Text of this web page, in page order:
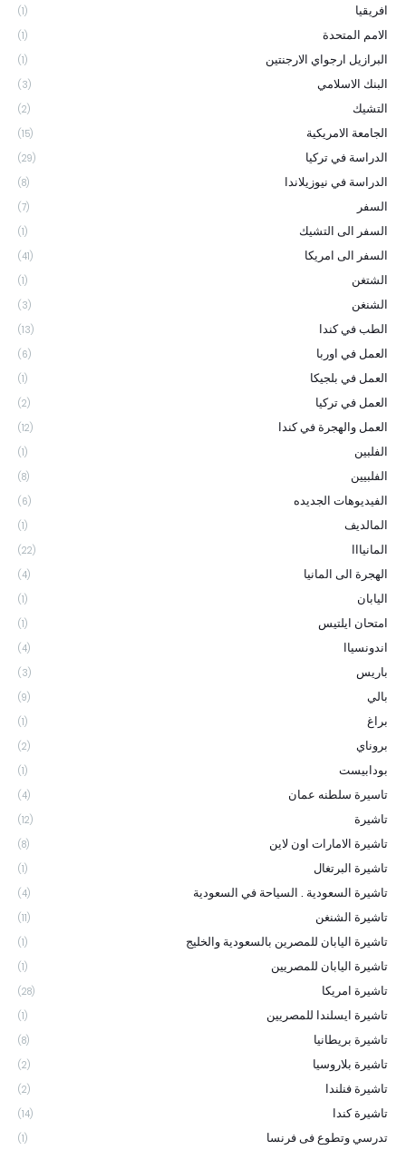
افريقيا (1)
الامم المتحدة (1)
البرازيل ارجواي الارجنتين (1)
البنك الاسلامي (3)
التشيك (2)
الجامعة الامريكية (15)
الدراسة في تركيا (29)
الدراسة في نيوزيلاندا (8)
السفر (7)
السفر الى التشيك (1)
السفر الى امريكا (41)
الشتغن (1)
الشنغن (3)
الطب في كندا (13)
العمل في اوربا (6)
العمل في بلجيكا (1)
العمل في تركيا (2)
العمل والهجرة في كندا (12)
الفلبين (1)
الفلبيين (8)
الفيديوهات الجديده (6)
المالديف (1)
المانيااا (22)
الهجرة الى المانيا (4)
اليابان (1)
امتحان ايلتيس (1)
اندونسياا (4)
باريس (3)
بالي (9)
براغ (1)
بروناي (2)
بودابيست (1)
تاسيرة سلطنه عمان (4)
تاشيرة (12)
تاشيرة الامارات اون لاين (8)
تاشيرة البرتغال (1)
تاشيرة السعودية . السياحة في السعودية (4)
تاشيرة الشنغن (11)
تاشيرة اليابان للمصرين بالسعودية والخليج (1)
تاشيرة اليابان للمصريين (1)
تاشيرة امريكا (28)
تاشيرة ايسلندا للمصريين (1)
تاشيرة بريطانيا (8)
تاشيرة بلاروسيا (2)
تاشيرة فنلندا (2)
تاشيرة كندا (14)
تدرسي وتطوع فى فرنسا (1)